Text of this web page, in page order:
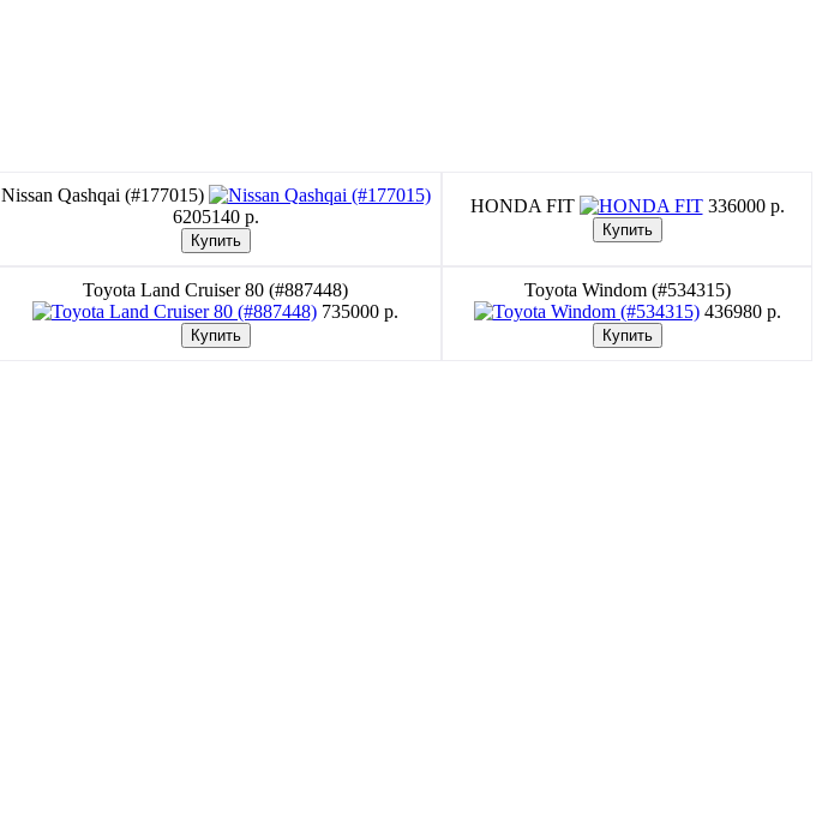
Nissan Qashqai (#177015)
6205140 p.
HONDA FIT 336000 p.
Toyota Land Cruiser 80 (#887448)
735000 p.
Toyota Windom (#534315)
436980 p.